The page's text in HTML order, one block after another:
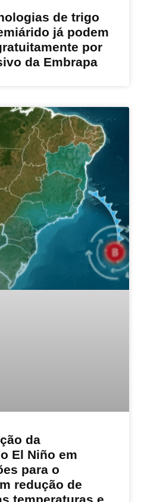
de trigo
já podem
por
da Embrapa
da
El Niño em
para o
redução de